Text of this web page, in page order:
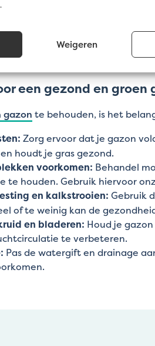
Weigeren
temperaturen,
jaar
een gezond en groen
gazon te behouden, is het
Zorg ervoor dat je gazon
houdt je gras gezond.
voorkomen: Behandel
te houden. Gebruik hiervoor
en kalkstrooien: Gebruik
of te weinig kan de
en bladeren: Houd je
te verbeteren.
Pas de watergift en drainage